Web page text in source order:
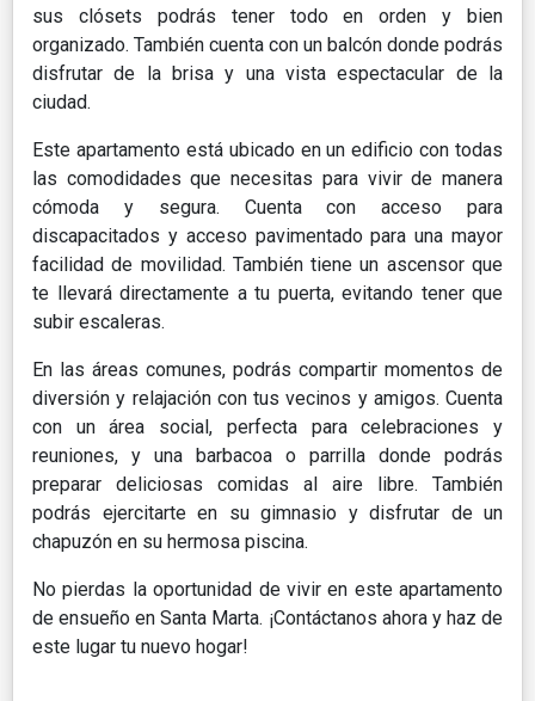
sus clósets podrás tener todo en orden y bien
organizado. También cuenta con un balcón donde podrás
disfrutar de la brisa y una vista espectacular de la
ciudad.
Este apartamento está ubicado en un edificio con todas
las comodidades que necesitas para vivir de manera
cómoda y segura. Cuenta con acceso para
discapacitados y acceso pavimentado para una mayor
facilidad de movilidad. También tiene un ascensor que
te llevará directamente a tu puerta, evitando tener que
subir escaleras.
En las áreas comunes, podrás compartir momentos de
diversión y relajación con tus vecinos y amigos. Cuenta
con un área social, perfecta para celebraciones y
reuniones, y una barbacoa o parrilla donde podrás
preparar deliciosas comidas al aire libre. También
podrás ejercitarte en su gimnasio y disfrutar de un
chapuzón en su hermosa piscina.
No pierdas la oportunidad de vivir en este apartamento
de ensueño en Santa Marta. ¡Contáctanos ahora y haz de
este lugar tu nuevo hogar!